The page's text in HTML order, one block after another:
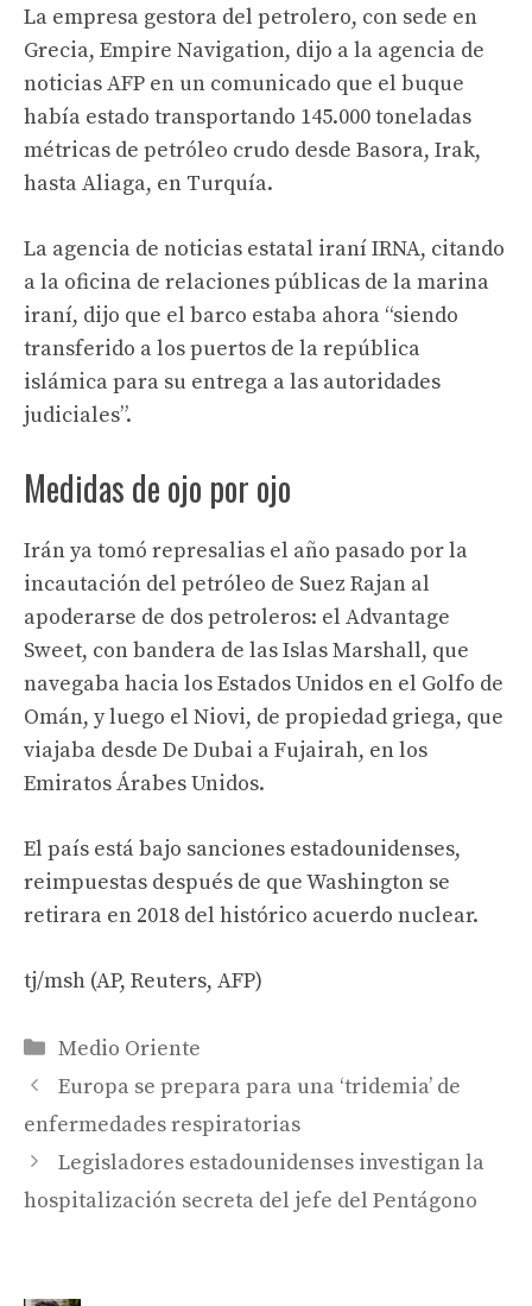
La empresa gestora del petrolero, con sede en
Grecia, Empire Navigation, dijo a la agencia de
noticias AFP en un comunicado que el buque
había estado transportando 145.000 toneladas
métricas de petróleo crudo desde Basora, Irak,
hasta Aliaga, en Turquía.
La agencia de noticias estatal iraní IRNA, citando
a la oficina de relaciones públicas de la marina
iraní, dijo que el barco estaba ahora “siendo
transferido a los puertos de la república
islámica para su entrega a las autoridades
judiciales”.
Medidas de ojo por ojo
Irán ya tomó represalias el año pasado por la
incautación del petróleo de Suez Rajan al
apoderarse de dos petroleros: el Advantage
Sweet, con bandera de las Islas Marshall, que
navegaba hacia los Estados Unidos en el Golfo de
Omán, y luego el Niovi, de propiedad griega, que
viajaba desde De Dubai a Fujairah, en los
Emiratos Árabes Unidos.
El país está bajo sanciones estadounidenses,
reimpuestas después de que Washington se
retirara en 2018 del histórico acuerdo nuclear.
tj/msh (AP, Reuters, AFP)
Categories
Medio Oriente
Europa se prepara para una ‘tridemia’ de
enfermedades respiratorias
Legisladores estadounidenses investigan la
hospitalización secreta del jefe del Pentágono